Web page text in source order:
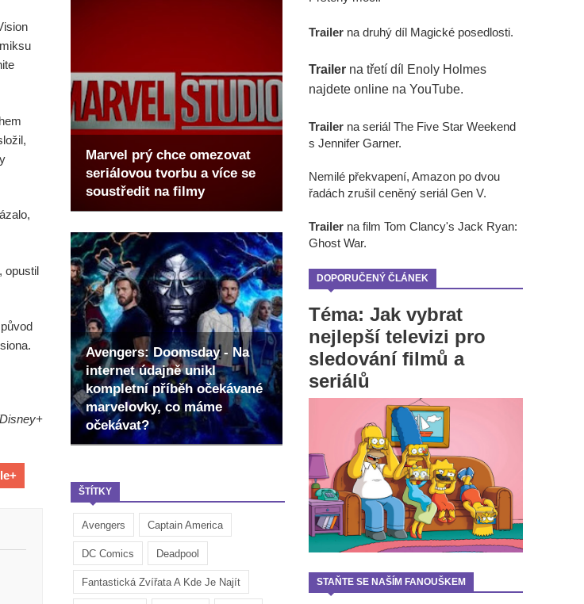
Marvel prý chce omezovat
seriálovou tvorbu a více se
soustředit na filmy
Avengers: Doomsday - Na
internet údajně unikl
kompletní příběh očekávané
marvelovky, co máme
očekávat?
ŠTÍTKY
Avengers Captain America
DC Comics Deadpool
Fantastická Zvířata A Kde Je Najít
opustil
Trailer na druhý díl Magické posedlosti.
Trailer na třetí díl Enoly Holmes
najdete online na YouTube.
Trailer na seriál The Five Star Weekend
s Jennifer Garner.
Nemilé překvapení, Amazon po dvou
řadách zrušil ceněný seriál Gen V.
Trailer na film Tom Clancy's Jack Ryan:
Ghost War.
DOPORUČENÝ ČLÁNEK
Téma: Jak vybrat
nejlepší televizi pro
sledování filmů a
seriálů
STAŇTE SE NAŠÍM FANOUŠKEM